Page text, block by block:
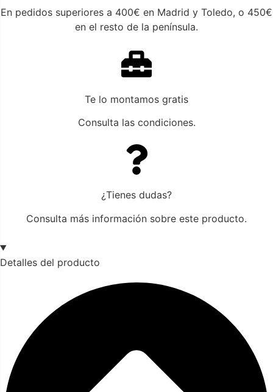
En pedidos superiores a 400€ en Madrid y Toledo, o 450€
en el resto de la península.
Te lo montamos gratis
Consulta las condiciones.
¿Tienes dudas?
Consulta más información sobre este producto.
Detalles del producto